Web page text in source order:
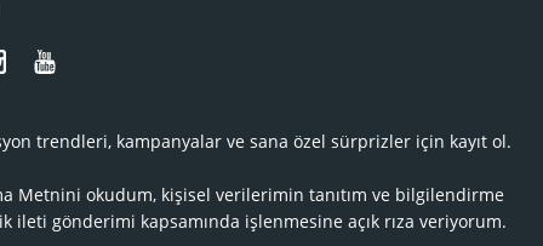
trendleri, kampanyalar ve sana özel sürprizler için kayıt ol.
Metnini okudum, kişisel verilerimin tanıtım ve bilgilendirme
ileti gönderimi kapsamında işlenmesine açık rıza veriyorum.